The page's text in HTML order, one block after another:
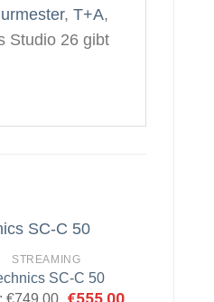
, T+A,
Studio 26 gibt
STREAMING
SC-C 50
€749,00
Ursprünglicher
€555,00Aktueller